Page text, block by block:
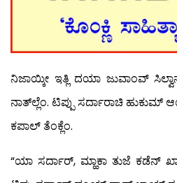
ನಿಜಾಯ್ಕೀ ಇತ್ಲಿ ದಯಾ ಜುವಾಂವ್
ನಾತ್‍ಲ್ಲೆಂ. ಟಿಪ್ಪು ಸರ್ದಾರಾಚಿ ಹುಕುಮ್
ಕಪಾಲ್ ತೆಂಕ್ಲೆಂ.
“ಯಾ ಸರ್ದಾರ್, ಮ್ಹಾಕಾ ತುಜೆ ಕಡೆನ್